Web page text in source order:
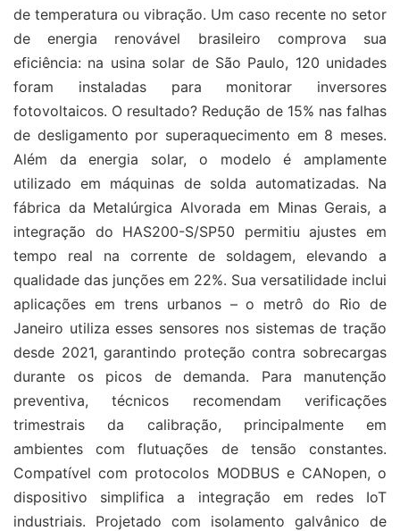
de temperatura ou vibração. Um caso recente no setor
de energia renovável brasileiro comprova sua
eficiência: na usina solar de São Paulo, 120 unidades
foram instaladas para monitorar inversores
fotovoltaicos. O resultado? Redução de 15% nas falhas
de desligamento por superaquecimento em 8 meses.
Além da energia solar, o modelo é amplamente
utilizado em máquinas de solda automatizadas. Na
fábrica da Metalúrgica Alvorada em Minas Gerais, a
integração do HAS200-S/SP50 permitiu ajustes em
tempo real na corrente de soldagem, elevando a
qualidade das junções em 22%. Sua versatilidade inclui
aplicações em trens urbanos – o metrô do Rio de
Janeiro utiliza esses sensores nos sistemas de tração
desde 2021, garantindo proteção contra sobrecargas
durante os picos de demanda. Para manutenção
preventiva, técnicos recomendam verificações
trimestrais da calibração, principalmente em
ambientes com flutuações de tensão constantes.
Compatível com protocolos MODBUS e CANopen, o
dispositivo simplifica a integração em redes IoT
industriais. Projetado com isolamento galvânico de